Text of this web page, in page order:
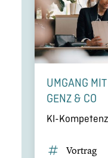
UMGANG
GENZ & CO
KI-
Vortrag